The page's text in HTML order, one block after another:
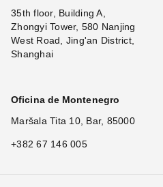
35th floor, Building A,
Zhongyi Tower, 580 Nanjing
West Road, Jing'an District,
Shanghai
Oficina de Montenegro
Maršala Tita 10, Bar, 85000
+382 67 146 005